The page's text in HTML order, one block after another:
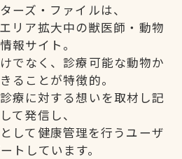
ーズ・ファイルは、
リア拡大中の獣医師・動物
報サイト。
でなく、診療可能な動物か
ることが特徴的。
療に対する想いを取材し記
て発信し、
して健康管理を行うユーザ
トしています。